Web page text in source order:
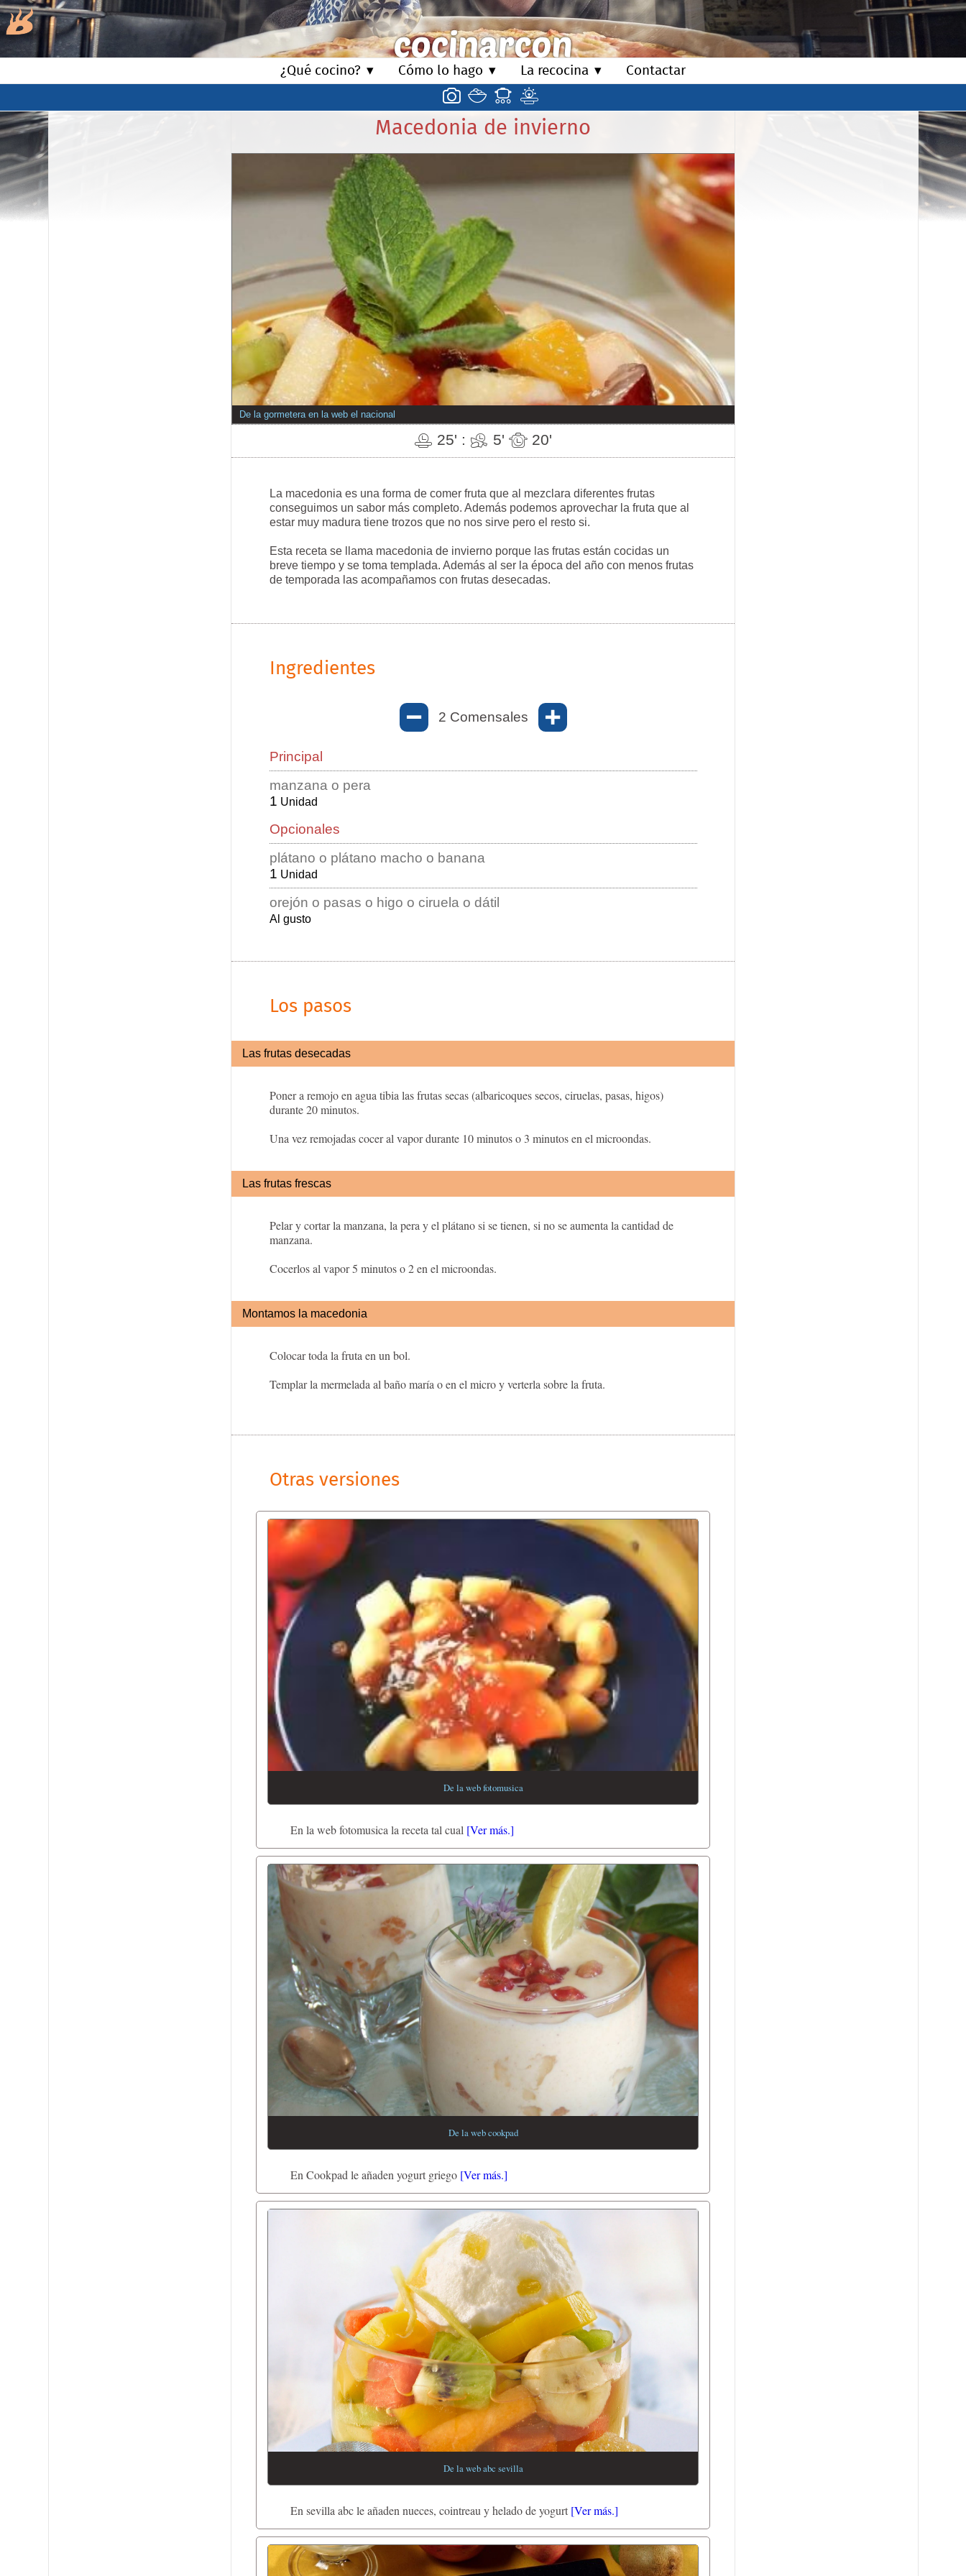
¿Qué cocino? Cómo lo hago La recocina Contactar
Macedonia de invierno
De la gormetera en la web el nacional
25' : 5' 20'
La macedonia es una forma de comer fruta que al mezclara diferentes frutas
conseguimos un sabor más completo. Además podemos aprovechar la fruta que al
estar muy madura tiene trozos que no nos sirve pero el resto si.
Esta receta se llama macedonia de invierno porque las frutas están cocidas un
breve tiempo y se toma templada. Además al ser la época del año con menos frutas
de temporada las acompañamos con frutas desecadas.
Ingredientes
2 Comensales
Principal
manzana o pera
1 Unidad
Opcionales
plátano o plátano macho o banana
1 Unidad
orejón o pasas o higo o ciruela o dátil
Al gusto
Los pasos
Las frutas desecadas
Poner a remojo en agua tibia las frutas secas (albaricoques secos, ciruelas, pasas, higos)
durante 20 minutos.
Una vez remojadas cocer al vapor durante 10 minutos o 3 minutos en el microondas.
Las frutas frescas
Pelar y cortar la manzana, la pera y el plátano si se tienen, si no se aumenta la cantidad de
manzana.
Cocerlos al vapor 5 minutos o 2 en el microondas.
Montamos la macedonia
Colocar toda la fruta en un bol.
Templar la mermelada al baño maría o en el micro y verterla sobre la fruta.
Otras versiones
De la web fotomusica
En la web fotomusica la receta tal cual [Ver más.]
De la web cookpad
En Cookpad le añaden yogurt griego [Ver más.]
De la web abc sevilla
En sevilla abc le añaden nueces, cointreau y helado de yogurt [Ver más.]